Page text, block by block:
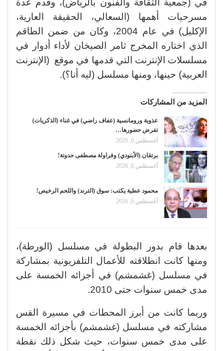
في (جمعية الثقافة والفنون بالرياض)، وقدم عدة
مسرحيات أهمها (السعالي، الحقيقة العارية،
الإكليل) في عام 2004، وكان من ضمن الطاقم
الذي اختاره المخرج ثامر الصيخان لأداء أدوار في
مسلسلات الإنترنت التي قدمها في موقع (الإنترنت
العربية) حينها، ومنها مسلسل (ليه أنا؟).
المزيد من المشاركات
عذوبة ورومانسية (عفاف راضي) في غناء (الذكريات)
تفرض حضورها…
أغسطس 6, 2026
برتقان (الأبنودي) وفراولة مصطفى حدوتة!
أغسطس 6, 2026
محمود عطية يكتب: سوق (الترند) واللحم الرخيص!
أغسطس 6, 2026
بعدها قام بدور البطولة في مسلسل (الورطة)،
ومنها كانت انطلاقته للأعمال التلفزيونية بمشاركة
في مسلسل (غشمشم) في أجزائه الخمسة على
مدى خمس سنوات حتى 2010.
وربما كانت من أبرز المحطات في مسيرة القس
مشاركته في مسلسل (غشمشم) بأجزائه الخمسة
على مدى خمس سنوات، حيث شكل ذلك نقطة